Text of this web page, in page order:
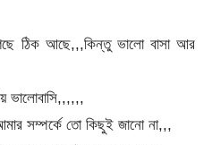
ঠিক আছে,,,কিন্তু ভালো বাসা আর
ভালোবাসি,,,,,,
সম্পর্কে তো কিছুই জানো না,,,